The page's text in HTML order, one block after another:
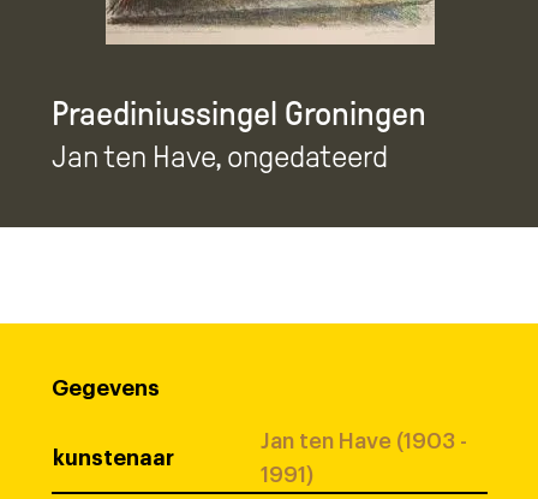
Praediniussingel Groningen
Jan ten Have, ongedateerd
Gegevens
kunstenaar
Jan ten Have (1903 -
1991)